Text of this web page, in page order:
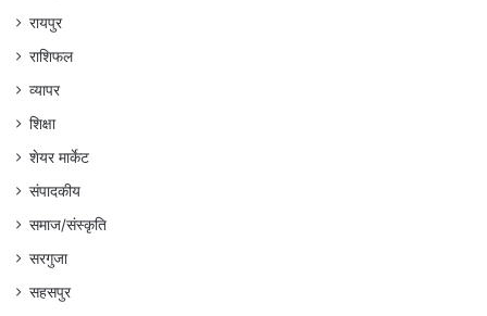
रायपुर
राशिफल
व्यापर
शिक्षा
शेयर मार्केट
संपादकीय
समाज/संस्कृति
सरगुजा
सहसपुर